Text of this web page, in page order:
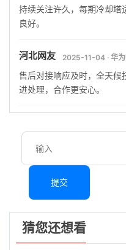
持续关注许久，每期冷却塔
良好。
河北网友 2025-11-04 · 华
售后对接响应及时，全天候
进处理，合作更安心。
提交
猜您还想看